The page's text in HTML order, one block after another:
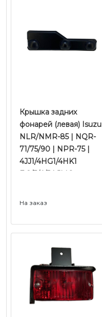
Крышка задних
фонарей (левая) Isuzu
NLR/NMR-85 | NQR-
71/75/90 | NPR-75 |
4JJ1/4HG1/4HK1
Е-2/3/4/5 | JMC
На заказ